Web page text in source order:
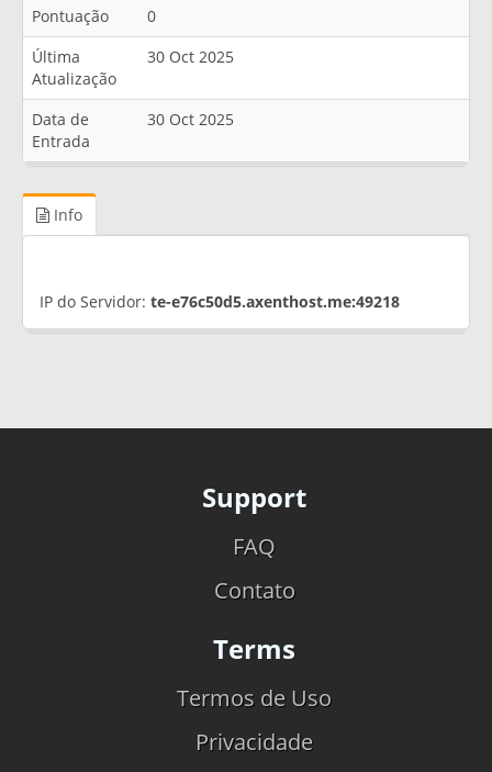
Pontuação
0
Última
Atualização
30 Oct 2025
Data de
Entrada
30 Oct 2025
Info
IP do Servidor: te-e76c50d5.axenthost.me:49218
Support
FAQ
Contato
Terms
Termos de Uso
Privacidade